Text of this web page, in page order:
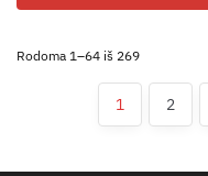
Rodoma 1–64 iš 269
1 2